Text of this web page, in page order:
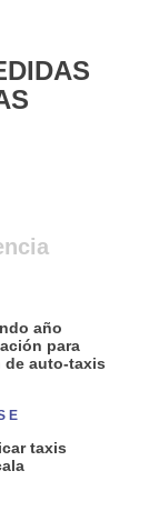
año
para
auto-taxis
E
taxis